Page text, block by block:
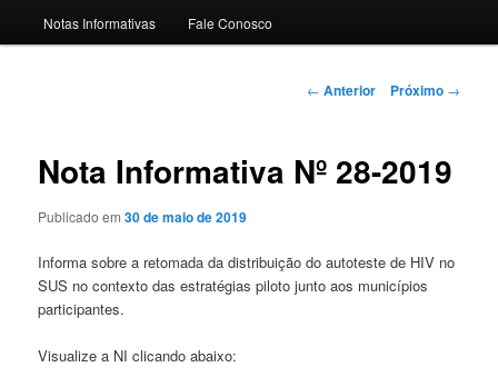
o
Notas Informativas Fale Conosco
Navegação
← Anterior Próximo →
Nota Informativa Nº 28-2019
Publicado em30 de maio de 2019
Informa sobre a retomada da distribuição do autoteste de HIV no
SUS no contexto das estratégias piloto junto aos municípios
participantes.
Visualize a NI clicando abaixo: